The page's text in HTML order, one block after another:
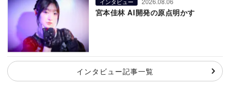
宮本佳林 AI開発の原点明かす
インタビュー記事一覧